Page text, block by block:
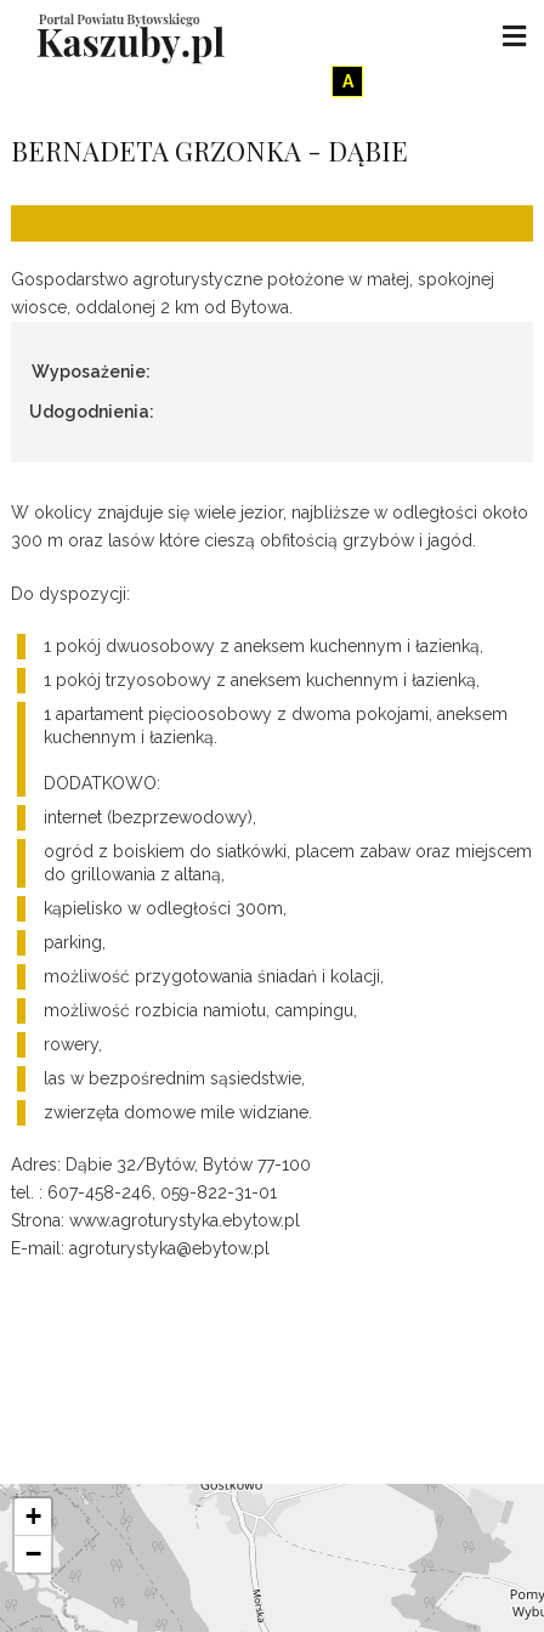
A
BERNADETA GRZONKA - DĄBIE
Gospodarstwo agroturystyczne położone w małej, spokojnej
wiosce, oddalonej 2 km od Bytowa.
Wyposażenie:
Udogodnienia:
W okolicy znajduje się wiele jezior, najbliższe w odległości około
300 m oraz lasów które cieszą obfitością grzybów i jagód.
Do dyspozycji:
1 pokój dwuosobowy z aneksem kuchennym i łazienką,
1 pokój trzyosobowy z aneksem kuchennym i łazienką,
1 apartament pięcioosobowy z dwoma pokojami, aneksem
kuchennym i łazienką.
DODATKOWO:
internet (bezprzewodowy),
ogród z boiskiem do siatkówki, placem zabaw oraz miejscem
do grillowania z altaną,
kąpielisko w odległości 300m,
parking,
możliwość przygotowania śniadań i kolacji,
możliwość rozbicia namiotu, campingu,
rowery,
las w bezpośrednim sąsiedstwie,
zwierzęta domowe mile widziane.
Adres: Dąbie 32/Bytów, Bytów 77-100
tel. : 607-458-246, 059-822-31-01
Strona: www.agroturystyka.ebytow.pl
E-mail: agroturystyka@ebytow.pl
+
−